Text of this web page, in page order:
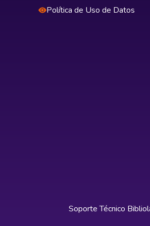
Política de Uso de Datos
Soporte Técnico